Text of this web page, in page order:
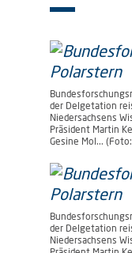
der Delgetation
Niedersachsens
Präsident Martin
Gesine Mol...
der Delgetation
Niedersachsens